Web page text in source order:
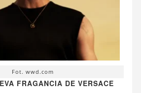
Fot. wwd.com
FRAGANCIA DE VERSACE